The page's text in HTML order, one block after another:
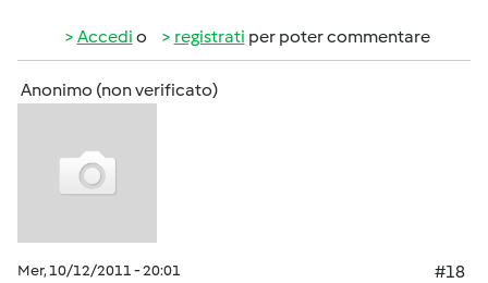
Accedi o registrati per poter commentare
Anonimo (non verificato)
Mer, 10/12/2011 - 20:01
#18